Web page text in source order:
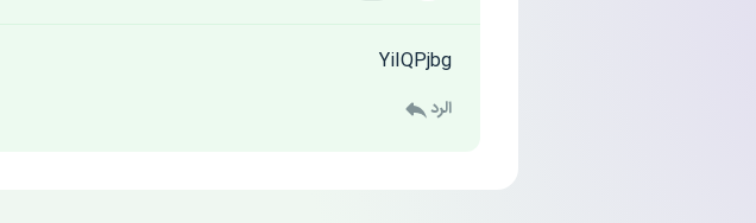
YiIQPjbg
الرد